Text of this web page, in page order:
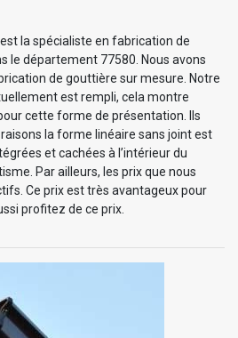
la spécialiste en fabrication de
le département 77580. Nous avons
de gouttière sur mesure. Notre
est rempli, cela montre
cette forme de présentation. Ils
la forme linéaire sans joint est
et cachées à l’intérieur du
Par ailleurs, les prix que nous
Ce prix est très avantageux pour
profitez de ce prix.